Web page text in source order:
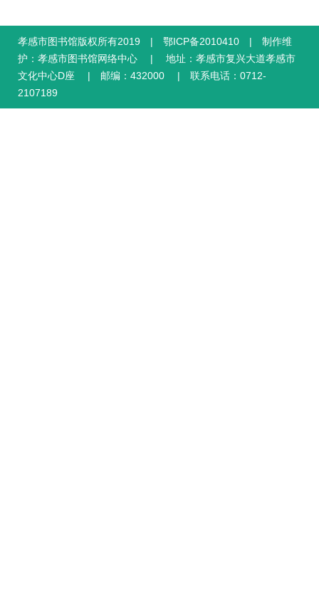
孝感市图书馆版权所有2019 | 鄂ICP备2010410 | 制作维
护：孝感市图书馆网络中心 | 地址：孝感市复兴大道孝感市
文化中心D座 | 邮编：432000 | 联系电话：0712-
2107189